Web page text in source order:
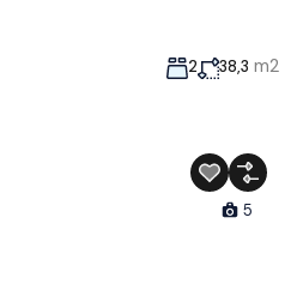
2 38,3 m2
5